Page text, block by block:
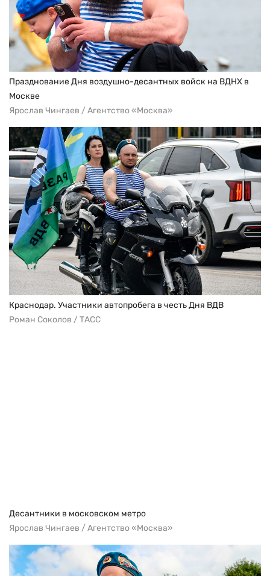
Празднование Дня воздушно-десантных войск на ВДНХ в
Москве
Ярослав Чингаев / Агентство «Москва»
Краснодар. Участники автопробега в честь Дня ВДВ
Роман Соколов / ТАСС
Десантники в московском метро
Ярослав Чингаев / Агентство «Москва»